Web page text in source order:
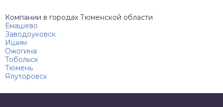
Компании в городах Тюменской области
Емашево
Заводоуковск
Ишим
Ожогина
Тобольск
Тюмень
Ялуторовск